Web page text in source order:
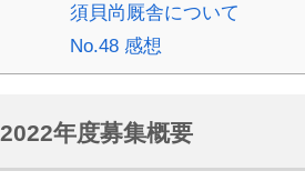
須貝尚厩舎について
No.48 感想
2022年度募集概要